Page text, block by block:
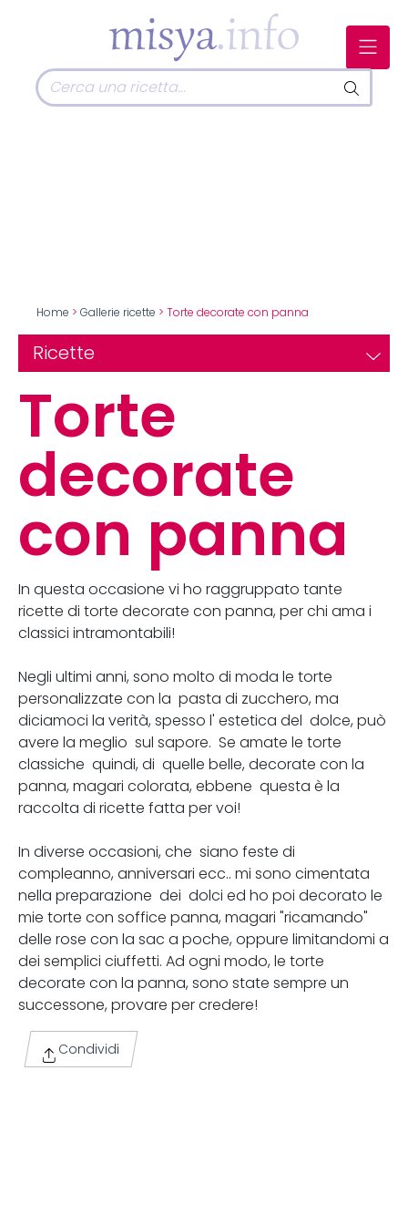
Home > Gallerie ricette > Torte decorate con panna
Ricette
Torte
decorate
con panna
In questa occasione vi ho raggruppato tante
ricette di torte decorate con panna, per chi ama i
classici intramontabili!
Negli ultimi anni, sono molto di moda le torte
personalizzate con la pasta di zucchero, ma
diciamoci la verità, spesso l' estetica del dolce, può
avere la meglio sul sapore. Se amate le torte
classiche quindi, di quelle belle, decorate con la
panna, magari colorata, ebbene questa è la
raccolta di ricette fatta per voi!
In diverse occasioni, che siano feste di
compleanno, anniversari ecc.. mi sono cimentata
nella preparazione dei dolci ed ho poi decorato le
mie torte con soffice panna, magari "ricamando"
delle rose con la sac a poche, oppure limitandomi a
dei semplici ciuffetti. Ad ogni modo, le torte
decorate con la panna, sono state sempre un
successone, provare per credere!
Condividi